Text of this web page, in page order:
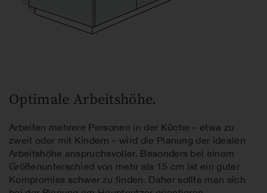
Optimale Arbeitshöhe.
Arbeiten mehrere Personen in der Küche – etwa zu
zweit oder mit Kindern – wird die Planung der idealen
Arbeitshöhe anspruchsvoller. Besonders bei einem
Größenunterschied von mehr als 15 cm ist ein guter
Kompromiss schwer zu finden. Daher sollte man sich